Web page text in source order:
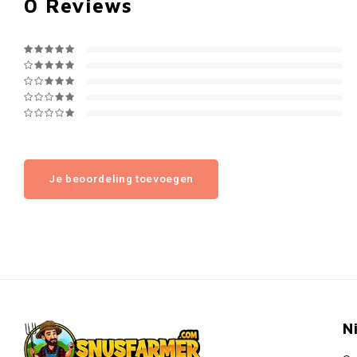
0 Reviews
Je beoordeling toevoegen